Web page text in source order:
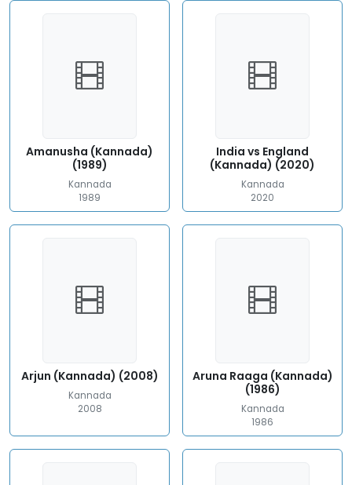
Amanusha (Kannada)
(1989)
Kannada
1989
India vs England
(Kannada) (2020)
Kannada
2020
Arjun (Kannada) (2008)
Kannada
2008
Aruna Raaga (Kannada)
(1986)
Kannada
1986